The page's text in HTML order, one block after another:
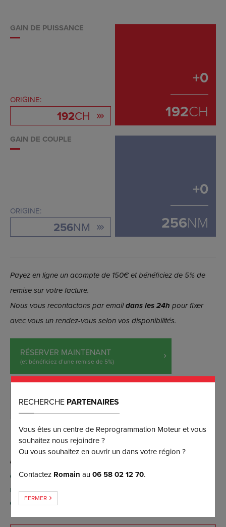
GAIN DE PUISSANCE
ORIGINE:
192CH
+0
192CH
GAIN DE COUPLE
ORIGINE:
256NM
+0
256NM
Payez en ligne un acompte de 150€ et bénéficiez de 5% de
remise sur votre facture.
Nous vous recontactons par emaildans les 24h pour fixer
avec vous un rendez-vous selon vos disponibilités.
RÉSERVER MAINTENANT
(et bénéficiez d’une remise de 5%)
DEMANDER PLUS D’INFORMATIONS
Conversion possible FlexFuel E85 par reprogrammation
moteur (sans aucun boîtier), contactez-nous pour plus
d'informations.
RECHERCHE PARTENAIRES
Vous êtes un centre de Reprogrammation Moteur et vous
souhaitez nous rejoindre ?
Ou vous souhaitez en ouvrir un dans votre région ?
Contactez Romain au06 58 02 12 70.
FERMER